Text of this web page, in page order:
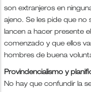
son extranjeros en
ajeno. Se les pide que no
lancen a hacer presente
comenzado y que ellos
hombres de buena
Provindencialismo y
No hay que confundir la